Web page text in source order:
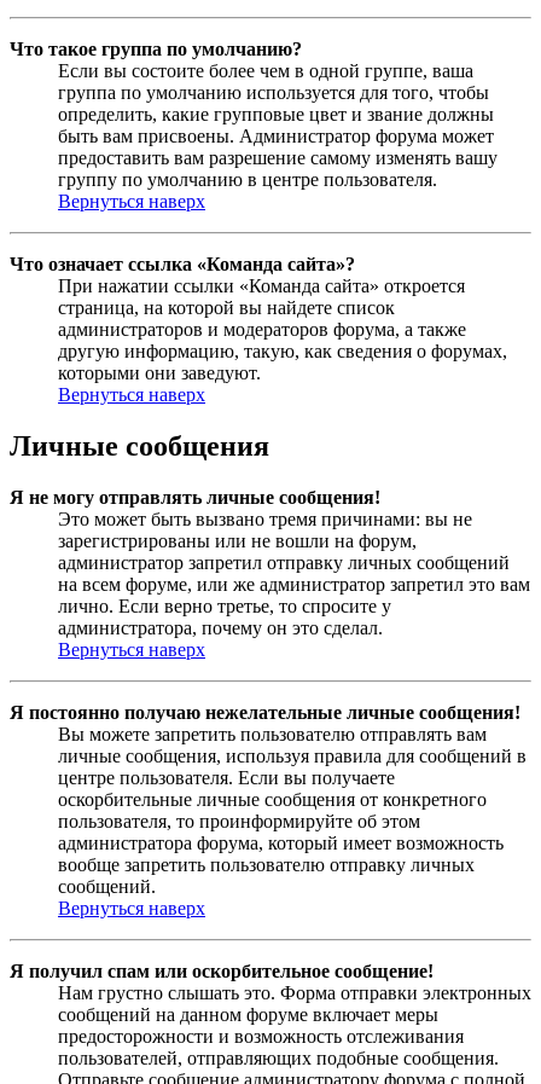
Что такое группа по умолчанию?
Если вы состоите более чем в одной группе, ваша
группа по умолчанию используется для того, чтобы
определить, какие групповые цвет и звание должны
быть вам присвоены. Администратор форума может
предоставить вам разрешение самому изменять вашу
группу по умолчанию в центре пользователя.
Вернуться наверх
Что означает ссылка «Команда сайта»?
При нажатии ссылки «Команда сайта» откроется
страница, на которой вы найдете список
администраторов и модераторов форума, а также
другую информацию, такую, как сведения о форумах,
которыми они заведуют.
Вернуться наверх
Личные сообщения
Я не могу отправлять личные сообщения!
Это может быть вызвано тремя причинами: вы не
зарегистрированы или не вошли на форум,
администратор запретил отправку личных сообщений
на всем форуме, или же администратор запретил это вам
лично. Если верно третье, то спросите у
администратора, почему он это сделал.
Вернуться наверх
Я постоянно получаю нежелательные личные сообщения!
Вы можете запретить пользователю отправлять вам
личные сообщения, используя правила для сообщений в
центре пользователя. Если вы получаете
оскорбительные личные сообщения от конкретного
пользователя, то проинформируйте об этом
администратора форума, который имеет возможность
вообще запретить пользователю отправку личных
сообщений.
Вернуться наверх
Я получил спам или оскорбительное сообщение!
Нам грустно слышать это. Форма отправки электронных
сообщений на данном форуме включает меры
предосторожности и возможность отслеживания
пользователей, отправляющих подобные сообщения.